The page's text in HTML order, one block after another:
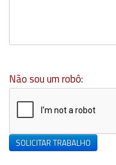
Não sou um robô:
SOLICITAR TRABALHO